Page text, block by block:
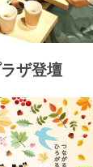
ザ登壇